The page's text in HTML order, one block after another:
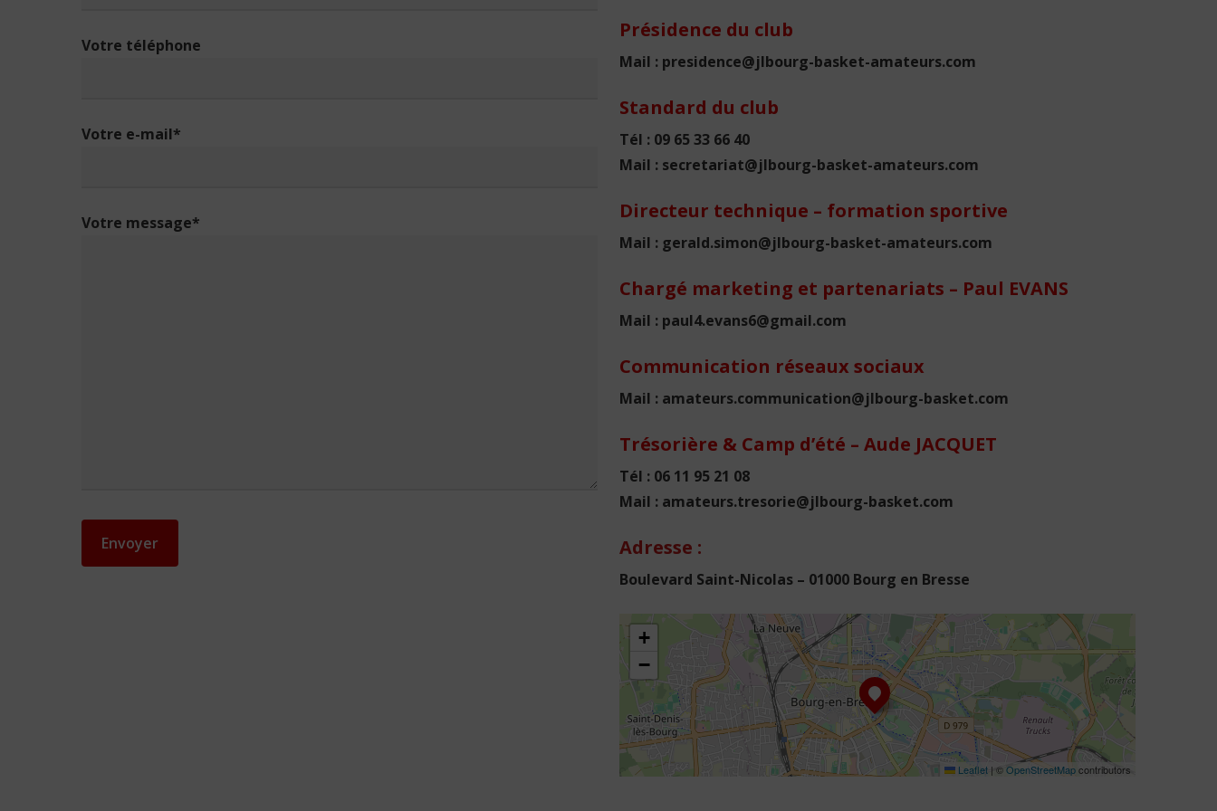
Votre téléphone
Votre e-mail*
Votre message*
Présidence du club
Mail : presidence@jlbourg-basket-amateurs.com
Standard du club
Tél : 09 65 33 66 40
Mail : secretariat@jlbourg-basket-amateurs.com
Directeur technique – formation sportive
Mail : gerald.simon@jlbourg-basket-amateurs.com
Chargé marketing et partenariats – Paul EVANS
Mail : paul4.evans6@gmail.com
Communication réseaux sociaux
Mail : amateurs.communication@jlbourg-basket.com
Trésorière & Camp d’été – Aude JACQUET
Tél : 06 11 95 21 08
Mail : amateurs.tresorie@jlbourg-basket.com
Adresse :
Boulevard Saint-Nicolas – 01000 Bourg en Bresse
+
−
Leaflet | ©OpenStreetMapcontributors